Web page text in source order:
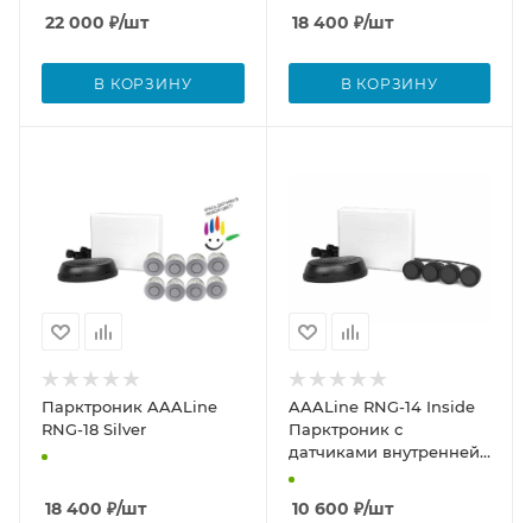
22 000 ₽/шт
В КОРЗИНУ
18 400 ₽/шт
В КОРЗИНУ
Парктроник AAALine
RNG-18 Silver
18 400 ₽/шт
AAALine RNG-14 Inside
Парктроник с
датчиками внутренней
установки
10 600 ₽/шт